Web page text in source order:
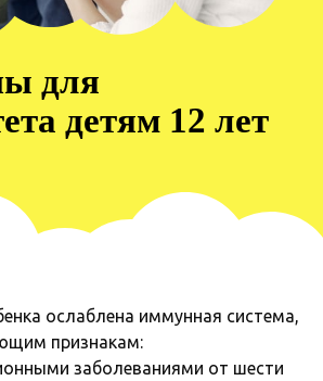
для
детям 12 лет
ослаблена иммунная система,
признакам:
заболеваниями от шести